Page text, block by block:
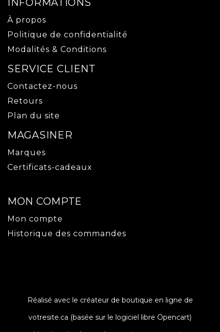
INFORMATIONS
À propos
Politique de confidentialité
Modalités & Conditions
SERVICE CLIENT
Contactez-nous
Retours
Plan du site
MAGASINER
Marques
Certificats-cadeaux
MON COMPTE
Mon compte
Historique des commandes
Réalisé avec le créateur de boutique en ligne de
votresite.ca (basée sur le logiciel libre Opencart)